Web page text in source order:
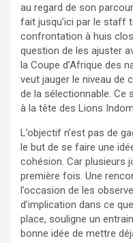
au regard de son
fait jusqu’ici par le staff
confrontation à huis
question de les ajuster
la Coupe d’Afrique des
veut jauger le niveau de
de la sélectionnable. Ce
à la tête des Lions
L’objectif n’est pas de
le but de se faire une
cohésion. Car plusieurs
première fois. Une
l’occasion de les
d’implication dans ce
place, souligne un
bonne idée de mettre